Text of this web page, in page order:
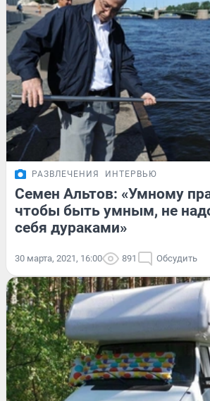
РАЗВЛЕЧЕНИЯ ИНТЕРВЬЮ
Семен Альтов: «Умному
чтобы быть умным, не
себя дураками»
30 марта, 2021, 16:00 891 Обсудить